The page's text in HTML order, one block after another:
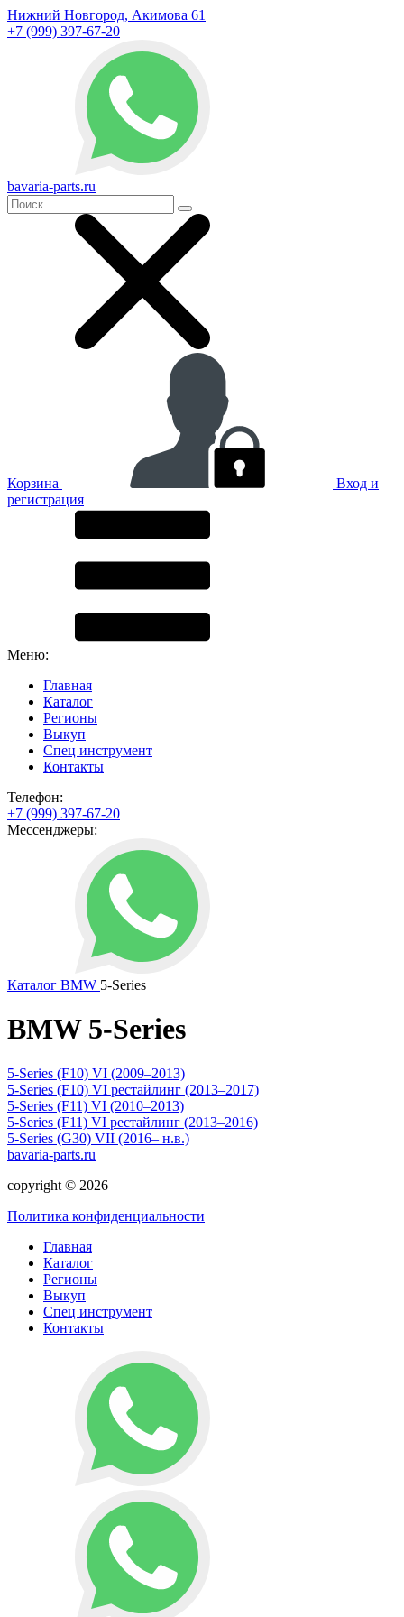
Нижний Новгород, Акимова 61
+7 (999) 397-67-20
bavaria-parts.ru
Корзина
Вход и
регистрация
Меню:
Главная
Каталог
Регионы
Выкуп
Спец инструмент
Контакты
Телефон:
+7 (999) 397-67-20
Мессенджеры:
Каталог BMW 5-Series
BMW 5-Series
5-Series (F10) VI (2009–2013)
5-Series (F10) VI рестайлинг (2013–2017)
5-Series (F11) VI (2010–2013)
5-Series (F11) VI рестайлинг (2013–2016)
5-Series (G30) VII (2016– н.в.)
bavaria-parts.ru
copyright © 2026
Политика конфиденциальности
Главная
Каталог
Регионы
Выкуп
Спец инструмент
Контакты